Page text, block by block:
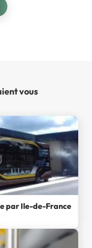
vous
par Ile-de-France